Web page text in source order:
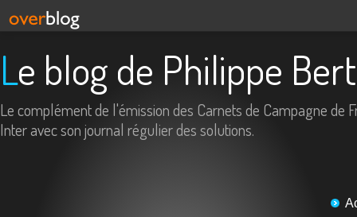
Le blog de Philippe
Le complément de l'émission des Carnets de Campagne de
Inter avec son journal régulier des solutions.